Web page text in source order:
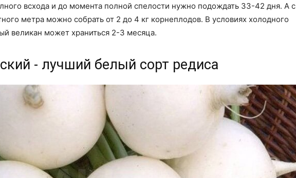
всхода и до момента полной спелости нужно подождать 33-42 дня. А с
метра можно собрать от 2 до 4 кг корнеплодов. В условиях холодного
великан может храниться 2-3 месяца.
- лучший белый сорт редиса